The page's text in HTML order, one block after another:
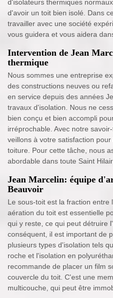
d'isolateurs thermiques
d'avoir un toit bien isolé. Dans
travailler avec une société
vous guidera et vous aidera
Intervention de Jean
thermique
Nous sommes une entreprise
des constructions neuves ou
en service depuis des années
travaux d'isolation. Nous ne
bien conçu et bien accompli
irréprochable. Avec notre
veillons à votre satisfaction
toiture. Pour cette tâche, nous
abordable dans toute Saint
Jean Marcelin: équipe
Beauvoir
Le sous-toit est la fraction entre
aération du toit est essentielle
qui y reste, ce qui peut détruire
conséquent, il est important de
plusieurs types d'isolation tels
roche et l'isolation en
recommande de placer un film
couvercle du toit. C'est une
multicouche, qui peut être